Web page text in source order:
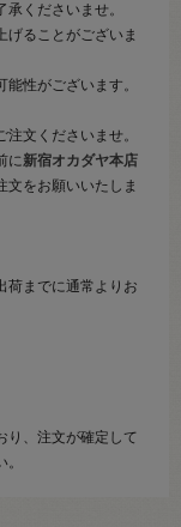
くださいませ。
げることがございま
性がございます。
文くださいませ。
に新宿オカダヤ本店
文をお願いいたしま
荷までに通常よりお
り、注文が確定して